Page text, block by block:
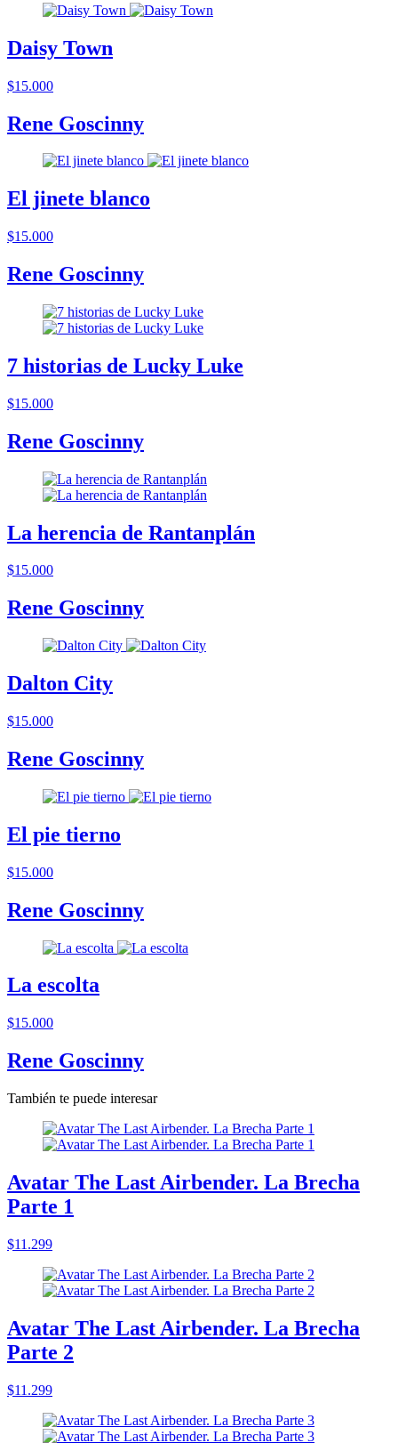
Daisy Town
$15.000
Rene Goscinny
El jinete blanco
$15.000
Rene Goscinny
7 historias de Lucky Luke
$15.000
Rene Goscinny
La herencia de Rantanplán
$15.000
Rene Goscinny
Dalton City
$15.000
Rene Goscinny
El pie tierno
$15.000
Rene Goscinny
La escolta
$15.000
Rene Goscinny
También te puede interesar
Avatar The Last Airbender. La Brecha
Parte 1
$11.299
Avatar The Last Airbender. La Brecha
Parte 2
$11.299